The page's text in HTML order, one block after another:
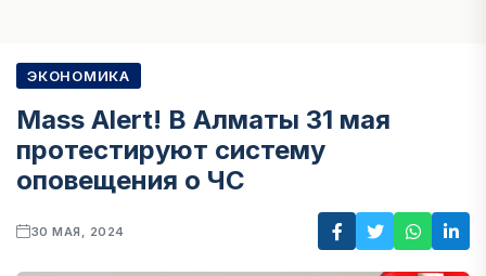
ЭКОНОМИКА
Mass Alert! В Алматы 31 мая
протестируют систему
оповещения о ЧС
30 МАЯ, 2024